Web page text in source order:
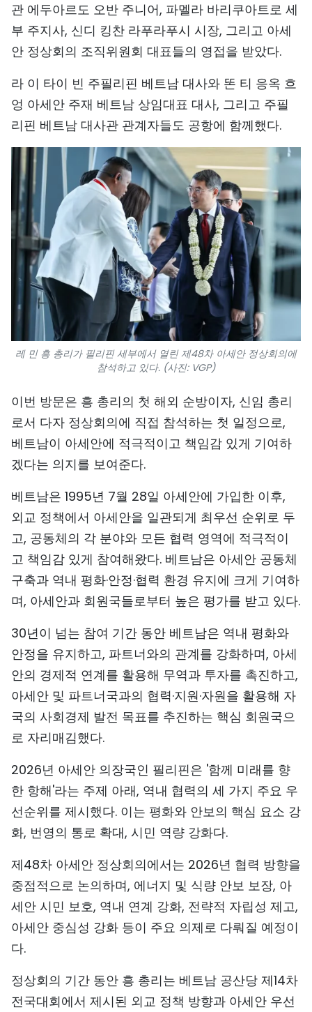
메가스토리
회사 소개
TIẾNG VIỆT
ENGLISH
中文
FRANÇAIS
РУССКИЙ
ESPAÑOL
관 에두아르도 오반 주니어, 파멜라 바리쿠아트로 세
부 주지사, 신디 킹찬 라푸라푸시 시장, 그리고 아세
안 정상회의 조직위원회 대표들의 영접을 받았다.
라 이 타이 빈 주필리핀 베트남 대사와 똔 티 응옥 흐
엉 아세안 주재 베트남 상임대표 대사, 그리고 주필
리핀 베트남 대사관 관계자들도 공항에 함께했다.
레 민 흥 총리가 필리핀 세부에서 열린 제48차 아세안 정상회의에
참석하고 있다. (사진: VGP)
이번 방문은 흥 총리의 첫 해외 순방이자, 신임 총리
로서 다자 정상회의에 직접 참석하는 첫 일정으로,
베트남이 아세안에 적극적이고 책임감 있게 기여하
겠다는 의지를 보여준다.
베트남은 1995년 7월 28일 아세안에 가입한 이후,
외교 정책에서 아세안을 일관되게 최우선 순위로 두
고, 공동체의 각 분야와 모든 협력 영역에 적극적이
고 책임감 있게 참여해왔다. 베트남은 아세안 공동체
구축과 역내 평화·안정·협력 환경 유지에 크게 기여하
며, 아세안과 회원국들로부터 높은 평가를 받고 있다.
30년이 넘는 참여 기간 동안 베트남은 역내 평화와
안정을 유지하고, 파트너와의 관계를 강화하며, 아세
안의 경제적 연계를 활용해 무역과 투자를 촉진하고,
아세안 및 파트너국과의 협력·지원·자원을 활용해 자
국의 사회경제 발전 목표를 추진하는 핵심 회원국으
로 자리매김했다.
2026년 아세안 의장국인 필리핀은 '함께 미래를 향
한 항해'라는 주제 아래, 역내 협력의 세 가지 주요 우
선순위를 제시했다. 이는 평화와 안보의 핵심 요소 강
화, 번영의 통로 확대, 시민 역량 강화다.
제48차 아세안 정상회의에서는 2026년 협력 방향을
중점적으로 논의하며, 에너지 및 식량 안보 보장, 아
세안 시민 보호, 역내 연계 강화, 전략적 자립성 제고,
아세안 중심성 강화 등이 주요 의제로 다뤄질 예정이
다.
정상회의 기간 동안 흥 총리는 베트남 공산당 제14차
전국대회에서 제시된 외교 정책 방향과 아세안 우선